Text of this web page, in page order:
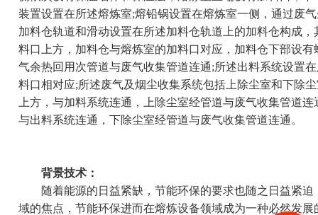
装置设置在所述熔炼室;熔铅锅设置在熔炼室一侧，通过废
加料仓轨道和滑动设置在所述加料仓轨道上的加料仓构成
料口上方，加料仓与熔炼室的加料口对应，加料仓下部设
气余热回用次管道与废气收集管道连通;所述出料系统设置
料口相对应;所述废气及烟尘收集系统包括上除尘室和下除
上方，与加料系统连通，上除尘室经管道与废气收集管道
与出料系统连通，下除尘室经管道与废气收集管道连通。
背景技术：
随着能源的日益紧缺，节能环保的要求也随之日益紧迫
域的焦点，节能环保进而在熔炼设备领域成为一种必然发展